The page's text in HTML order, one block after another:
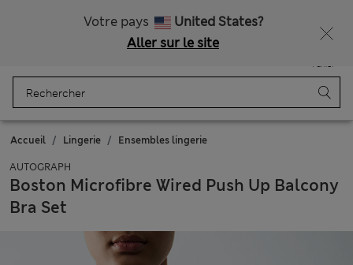
Votre pays
United States?
Aller sur le site
Panier
Accueil Lingerie Ensembles lingerie
AUTOGRAPH
Boston Microfibre Wired Push Up Balcony
Bra Set